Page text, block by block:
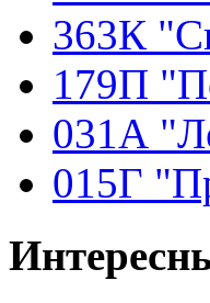
363К
179П
031А
015Г